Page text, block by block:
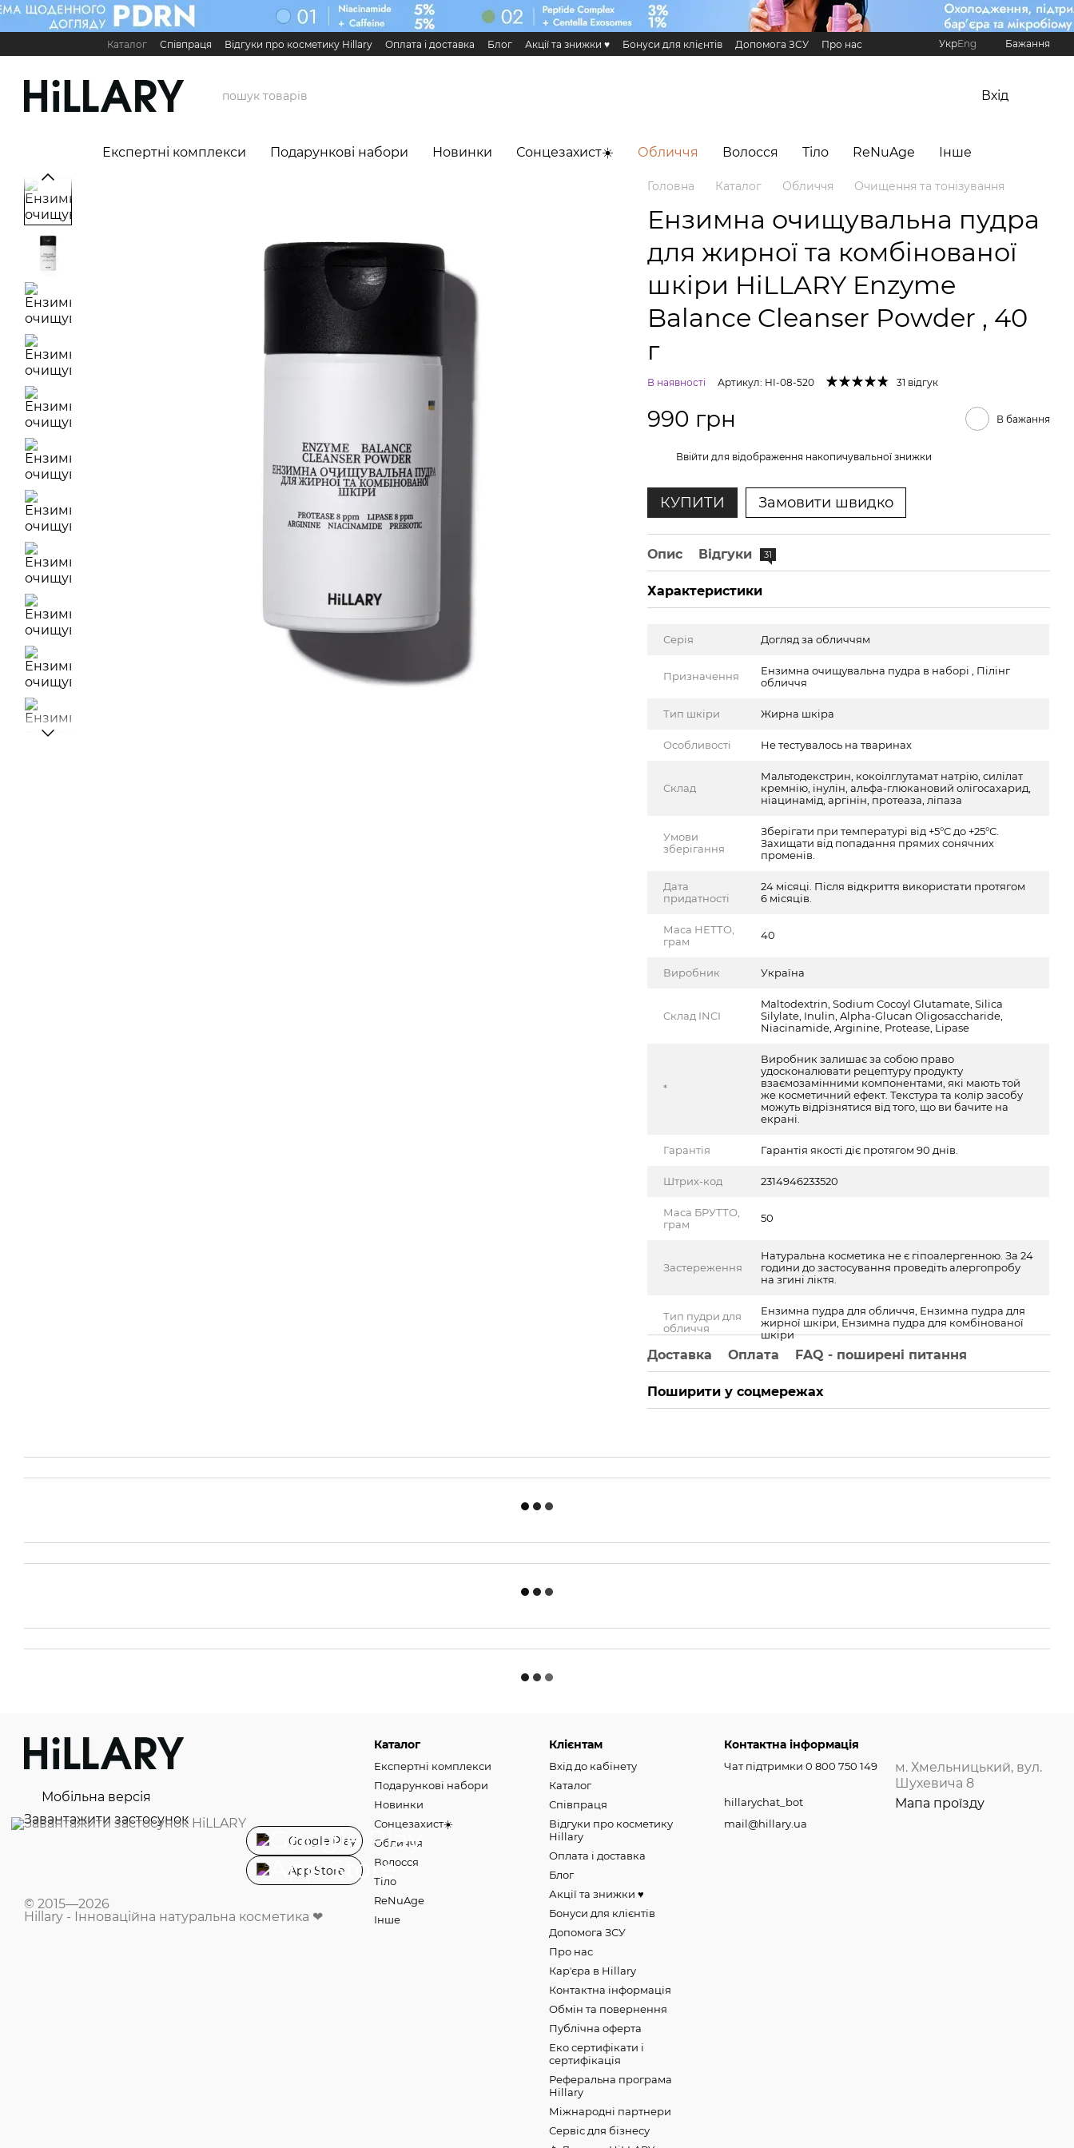
Перейти до основного контенту
Каталог Співпраця Відгуки про косметику Hillary Оплата і доставка Блог Акції та знижки ♥️ Бонуси для клієнтів Допомога ЗСУ
Про нас
Карʼєра в Hillary
Контактна інформація Обмін та повернення Публічна оферта Еко сертифікати і сертифікація
Реферальна програма Hillary
УкрEng Бажання
Вхід
Експертні комплекси Подарункові набори Новинки Сонцезахист☀️ Обличчя Волосся Тіло ReNuAge Інше
Головна Каталог Обличчя Очищення та тонізування
Ензимна очищувальна пудра
для жирної та комбінованої
шкіри HiLLARY Enzyme
Balance Cleanser Powder , 40
г
В наявності Артикул: HI-08-520 31 відгук
990 грн В бажання
Ввійти для відображення накопичувальної знижки
КУПИТИ Замовити швидко
Опис Відгуки 31
Характеристики
Серія Догляд за обличчям
Призначення
Ензимна очищувальна пудра в наборі , Пілінг
обличчя
Тип шкіри Жирна шкіра
Особливості Не тестувалось на тваринах
Склад
Мальтодекстрин, кокоілглутамат натрію, силілат
кремнію, інулін, альфа-глюкановий олігосахарид,
ніацинамід, аргінін, протеаза, ліпаза
Умови
зберігання
Зберігати при температурі від +5°С до +25°С.
Захищати від попадання прямих сонячних
променів.
Дата
придатності
24 місяці. Після відкриття використати протягом
6 місяців.
Маса НЕТТО,
грам
40
Виробник Україна
Cклад INCI
Maltodextrin, Sodium Cocoyl Glutamate, Silica
Silylate, Inulin, Alpha-Glucan Oligosaccharide,
Niacinamide, Arginine, Protease, Lipase
*
Виробник залишає за собою право
удосконалювати рецептуру продукту
взаємозамінними компонентами, які мають той
же косметичний ефект. Текстура та колір засобу
можуть відрізнятися від того, що ви бачите на
екрані.
Гарантія Гарантія якості діє протягом 90 днів.
Штрих-код 2314946233520
Маса БРУТТО,
грам
50
Застереження
Натуральна косметика не є гіпоалергенною. За 24
години до застосування проведіть алергопробу
на згині ліктя.
Тип пудри для
обличчя
Ензимна пудра для обличчя, Ензимна пудра для
жирної шкіри, Ензимна пудра для комбінованої
шкіри
Доставка Оплата FAQ - поширені питання
Поширити у соцмережах
Мобільна версія
Завантажити застосунок
Google Play
App Store
© 2015—2026
Hillary - Інноваційна натуральна косметика ❤
Каталог
Експертні комплекси
Подарункові набори
Новинки
Сонцезахист☀️
Обличчя
Волосся
Тіло
ReNuAge
Інше
Клієнтам
Вхід до кабінету
Каталог
Співпраця
Відгуки про косметику
Hillary
Оплата і доставка
Блог
Акції та знижки ♥️
Бонуси для клієнтів
Допомога ЗСУ
Про нас
Карʼєра в Hillary
Контактна інформація
Обмін та повернення
Публічна оферта
Еко сертифікати і
сертифікація
Реферальна програма
Hillary
Міжнародні партнери
Сервіс для бізнесу
Контактна інформація
Чат підтримки 0 800 750 149
hillarychat_bot
mail@hillary.ua
м. Хмельницький, вул.
Шухевича 8
Мапа проїзду